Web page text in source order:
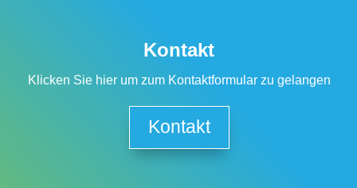
Kontakt
Klicken Sie hier um zum Kontaktformular zu gelangen
Kontakt